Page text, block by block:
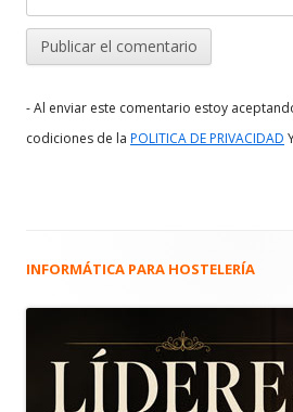
- Al enviar este comentario estoy
codiciones de la POLITICA DE PRIVACIDAD
Barra
principal
INFORMÁTICA PARA HOSTELERÍA